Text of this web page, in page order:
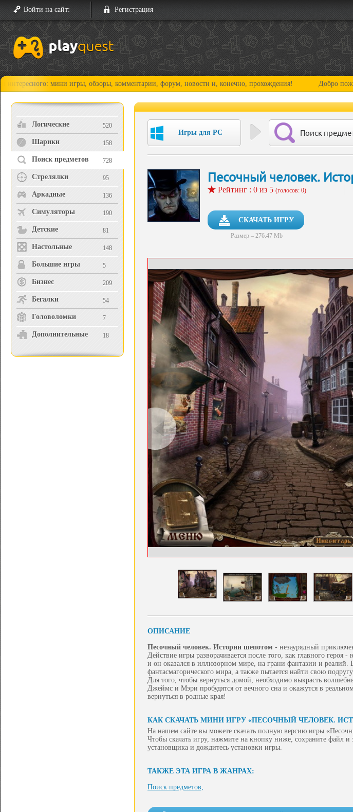
Войти на сайт: Регистрация
мини игры, обзоры, комментарии, форум, новости и, конечно, прохождения! Добро пожаловать
Логические 520
Шарики 158
Поиск предметов 728
Стрелялки 95
Аркадные 136
Симуляторы 190
Детские 81
Настольные 148
Большие игры 5
Бизнес 209
Бегалки 54
Головоломки 7
Дополнительные 18
Игры для PC Поиск
Песочный человек.
Рейтинг : 0 из 5 (голосов: 0)
СКАЧАТЬ ИГРУ
Размер – 276.47 Mb
ОПИСАНИЕ
Песочный человек. Истории шепотом - незаурядный
Действие игры разворачивается после того, как главного
и он оказался в иллюзорном мире, на грани фантазии и реалий.
фантасмагорического мира, а также пытается найти свою
Для того, чтобы вернуться домой, необходимо выкрасть
Джеймс и Мэри пробудятся от вечного сна и окажутся в
вернуться в родные края!
КАК СКАЧАТЬ МИНИ ИГРУ «ПЕСОЧНЫЙ ЧЕЛОВЕК.
На нашем сайте вы можете скачать полную версию игры
Чтобы скачать игру, нажмите на кнопку ниже, сохраните файл и
установщика и дождитесь установки игры.
ТАКЖЕ ЭТА ИГРА В ЖАНРАХ:
Поиск предметов,